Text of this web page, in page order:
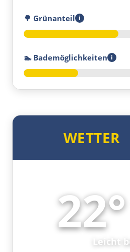
Posen
Nowy Tomyśl
Deutschland Ost
Frankfurt (Oder)
🌳 Grünanteil i
🏊Bademöglichkeiten i
WETTER
22°
Leicht